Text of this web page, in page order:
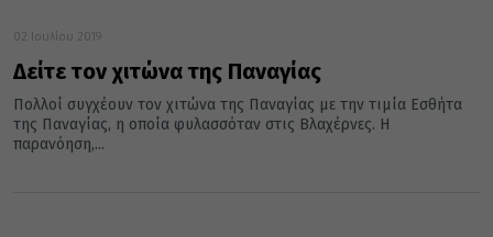
02 Ιουλίου 2019
Δείτε τον χιτώνα της Παναγίας
Πολλοί συγχέουν τον χιτώνα της Παναγίας με την τιμία Εσθήτα
της Παναγίας, η οποία φυλασσόταν στις Βλαχέρνες. Η
παρανόηση,...